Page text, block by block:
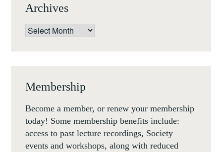
Archives
Archives
Membership
Become a member, or renew your membership
today! Some membership benefits include:
access to past lecture recordings, Society
events and workshops, along with reduced